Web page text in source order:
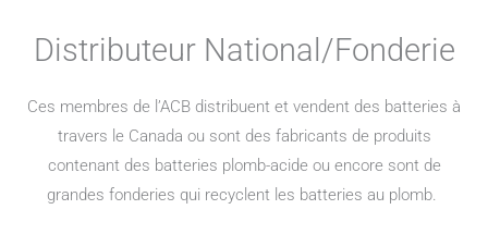
Distributeur National/Fonderie
Ces membres de l’ACB distribuent et vendent des batteries à
travers le Canada ou sont des fabricants de produits
contenant des batteries plomb-acide ou encore sont de
grandes fonderies qui recyclent les batteries au plomb.